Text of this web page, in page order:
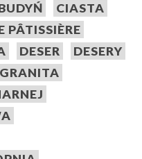
CIASTA
PÂTISSIÈRE
DESER
DESERY
GRANITA